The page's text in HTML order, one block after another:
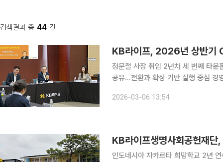
검색결과 총 44 건
KB라이프, 2026년 상반기
정문철 사장 취임 2년차 세 번째 타
공유…전환과 확장 기반 실행 중심 경영 의지 강조 KB라이프는 이달 5일
나는 조직, 시작되는 내일’이라는 부
2026-03-06 13:54
KB라이프생명사회공헌재단
인도네시아 자카르타 희망학교 2년